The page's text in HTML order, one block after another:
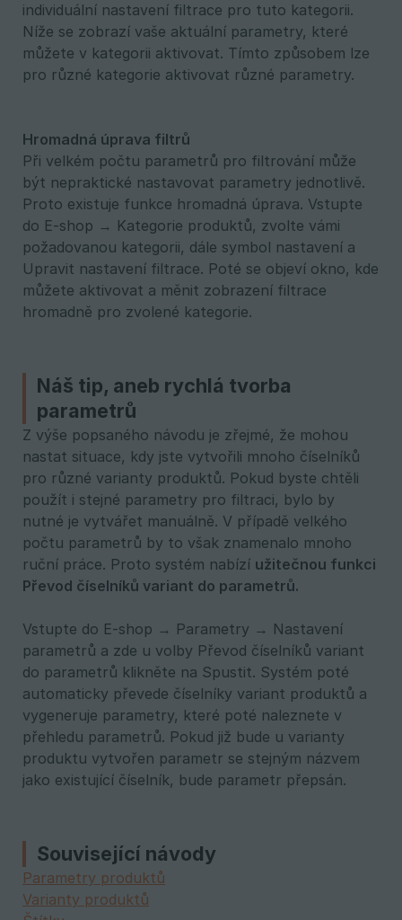
individuální nastavení filtrace pro tuto kategorii.
Níže se zobrazí vaše aktuální parametry, které
můžete v kategorii aktivovat. Tímto způsobem lze
pro různé kategorie aktivovat různé parametry.
Hromadná úprava filtrů
Při velkém počtu parametrů pro filtrování může
být nepraktické nastavovat parametry jednotlivě.
Proto existuje funkce hromadná úprava. Vstupte
do E-shop → Kategorie produktů, zvolte vámi
požadovanou kategorii, dále symbol nastavení a
Upravit nastavení filtrace. Poté se objeví okno, kde
můžete aktivovat a měnit zobrazení filtrace
hromadně pro zvolené kategorie.
Náš tip, aneb rychlá tvorba
parametrů
Z výše popsaného návodu je zřejmé, že mohou
nastat situace, kdy jste vytvořili mnoho číselníků
pro různé varianty produktů. Pokud byste chtěli
použít i stejné parametry pro filtraci, bylo by
nutné je vytvářet manuálně. V případě velkého
počtu parametrů by to však znamenalo mnoho
ruční práce. Proto systém nabízí užitečnou funkci
Převod číselníků variant do parametrů.
Vstupte do E-shop → Parametry → Nastavení
parametrů a zde u volby Převod číselníků variant
do parametrů klikněte na Spustit. Systém poté
automaticky převede číselníky variant produktů a
vygeneruje parametry, které poté naleznete v
přehledu parametrů. Pokud již bude u varianty
produktu vytvořen parametr se stejným názvem
jako existující číselník, bude parametr přepsán.
Související návody
Parametry produktů
Varianty produktů